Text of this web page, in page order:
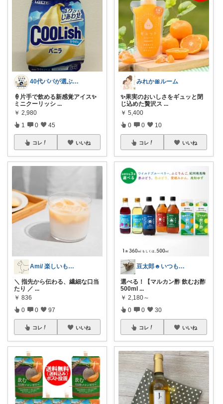
40代パパが選ぶ 毎日がラクになる暮らし
🍦片手で飲める新感覚アイス✨
ミニクーリッシ ...
￥ 2,980
1 0 45
コレ いいね
Ami/ 楽しいもの美味しいもの
​＼ 指先から伝わる、繊細な口当
たり ／ ...
￥ 836
0 0 97
コレ いいね
みれか🎀ルーム
✨果実のおいしさをギュッと閉
じ込めた贅沢ス ...
￥ 5,400
0 0 10
コレ いいね
豆太郎☻いつもありがとう\♡/
選べる！【マルカン酢 飲むお酢
500ml ...
￥ 2,180～
0 0 30
コレ いいね